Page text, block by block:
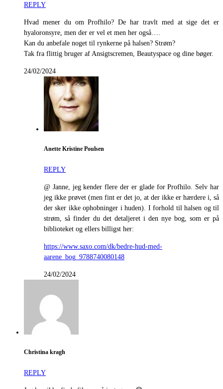
REPLY
Hvad mener du om Profhilo? De har travlt med at sige det er
hyaloronsyre, men der er vel et men her også….
Kan du anbefale noget til rynkerne på halsen? Strøm?
Tak fra flittig bruger af Ansigtscremen, Beautyspace og dine bøger.
24/02/2024
Anette Kristine Poulsen
REPLY
@ Janne, jeg kender flere der er glade for Profhilo. Selv har
jeg ikke prøvet (men fint er det jo, at der ikke er hærdere i, så
der sker ikke ophobninger i huden). I forhold til halsen og til
strøm, så finder du det detaljeret i den nye bog, som er på
biblioteket og ellers billigst her:
https://www.saxo.com/dk/bedre-hud-med-
aarene_bog_9788740080148
24/02/2024
Christina kragh
REPLY